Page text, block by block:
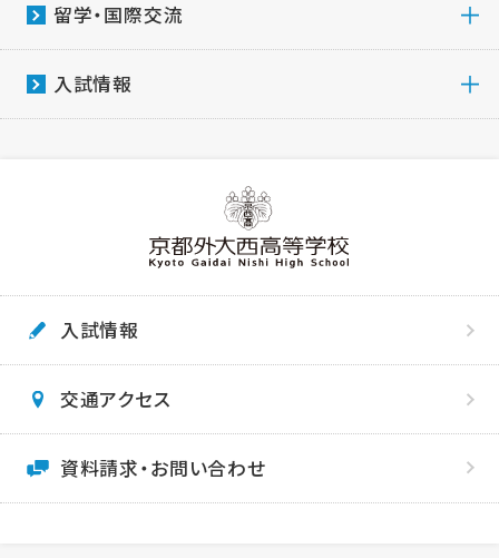
留学・国際交流
入試情報
入試情報
交通アクセス
資料請求・お問い合わせ